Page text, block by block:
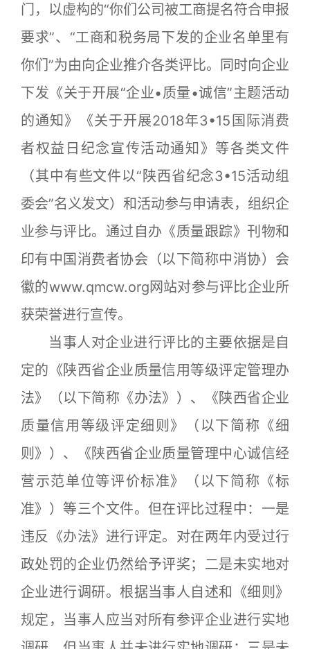
门，以虚构的“你们公司被工商提名符合申报
要求”、“工商和税务局下发的企业名单里有
你们”为由向企业推介各类评比。同时向企业
下发《关于开展“企业•质量•诚信”主题活动
的通知》《关于开展2018年3•15国际消费
者权益日纪念宣传活动通知》等各类文件
（其中有些文件以“陕西省纪念3•15活动组
委会”名义发文）和活动参与申请表，组织企
业参与评比。通过自办《质量跟踪》刊物和
印有中国消费者协会（以下简称中消协）会
徽的www.qmcw.org网站对参与评比企业所
获荣誉进行宣传。
当事人对企业进行评比的主要依据是自
定的《陕西省企业质量信用等级评定管理办
法》（以下简称《办法》）、《陕西省企业
质量信用等级评定细则》（以下简称《细
则》）、《陕西省企业质量管理中心诚信经
营示范单位等评价标准》（以下简称《标
准》）等三个文件。但在评比过程中：一是
违反《办法》进行评定。对在两年内受过行
政处罚的企业仍然给予评奖；二是未实地对
企业进行调研。根据当事人自述和《细则》
规定，当事人应当对所有参评企业进行实地